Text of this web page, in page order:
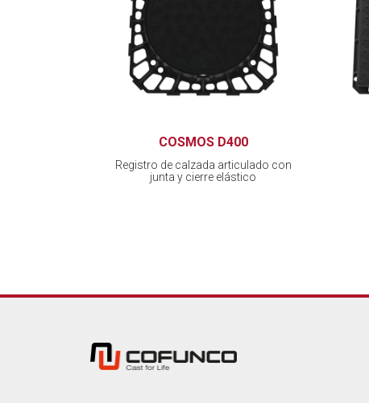
COSMOS D400
Registro de calzada articulado con
junta y cierre elástico